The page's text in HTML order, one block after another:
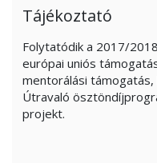
Tájékoztató
Folytatódik a 2017/
európai uniós
mentorálási
Útravaló
projekt.